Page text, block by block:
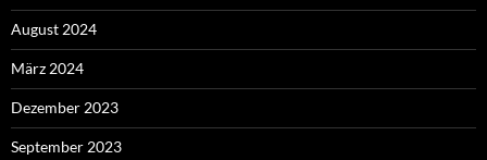
August 2024
März 2024
Dezember 2023
September 2023